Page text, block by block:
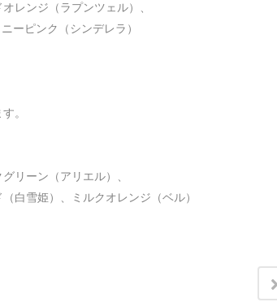
レンジ（ラプンツェル）、
ーピンク（シンデレラ）
。
リーン（アリエル）、
白雪姫）、ミルクオレンジ（ベル）